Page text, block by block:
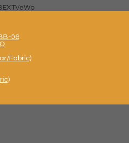
06
Fabric)